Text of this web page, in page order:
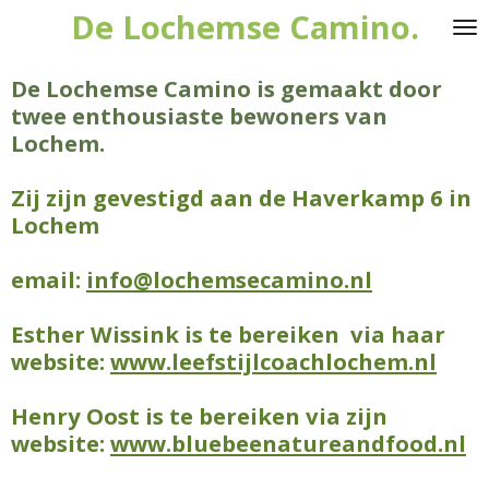
naar
de
hoofdinhoud
De Lochemse Camino.
De Lochemse Camino is gemaakt door
twee enthousiaste bewoners van
Lochem.
Zij zijn gevestigd aan de Haverkamp 6 in
Lochem
email: info@lochemsecamino.nl
Esther Wissink is te bereiken via haar
website: www.leefstijlcoachlochem.nl
Henry Oost is te bereiken via zijn
website: www.bluebeenatureandfood.nl